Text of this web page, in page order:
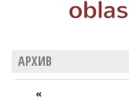
АРХИВ
«